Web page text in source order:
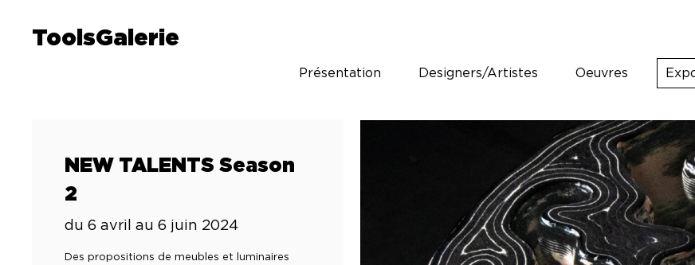
ToolsGalerie
Présentation Designers/Artistes Oeuvres
NEW TALENTS Season
2
du 6 avril au 6 juin 2024
Des propositions de meubles et luminaires